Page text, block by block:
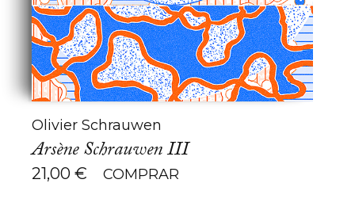
Olivier Schrauwen
Arsène Schrauwen III
21,00 € COMPRAR